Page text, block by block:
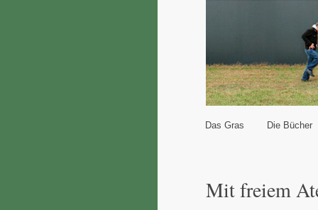
Zum Inhalt wechseln
Zum sekundären
Das Gras Die Bücher
Mit freiem